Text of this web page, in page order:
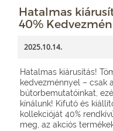
Hatalmas
40%
2025.10.14.
Hatalmas kiárusítás!
kedvezménnyel – csak
bútorbemutatóinkat,
kínálunk! Kifutó és
kollekcióját 40%
meg, az akciós